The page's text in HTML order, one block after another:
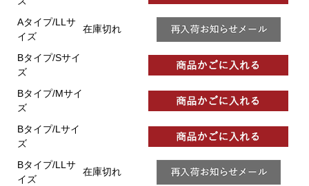
Aタイプ/LLサ
イズ
在庫切れ
Bタイプ/Sサイ
ズ
Bタイプ/Mサイ
ズ
Bタイプ/Lサイ
ズ
Bタイプ/LLサ
イズ
在庫切れ